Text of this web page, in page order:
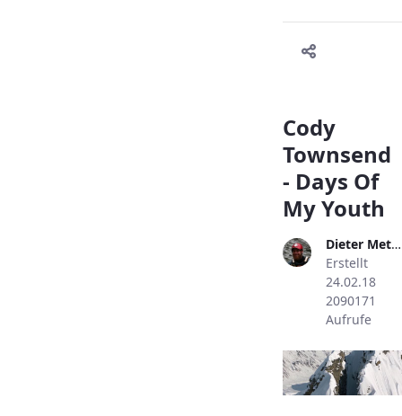
Cody
Townsend
- Days Of
My Youth
Dieter Metzler
Erstellt
24.02.18
2090171
Aufrufe